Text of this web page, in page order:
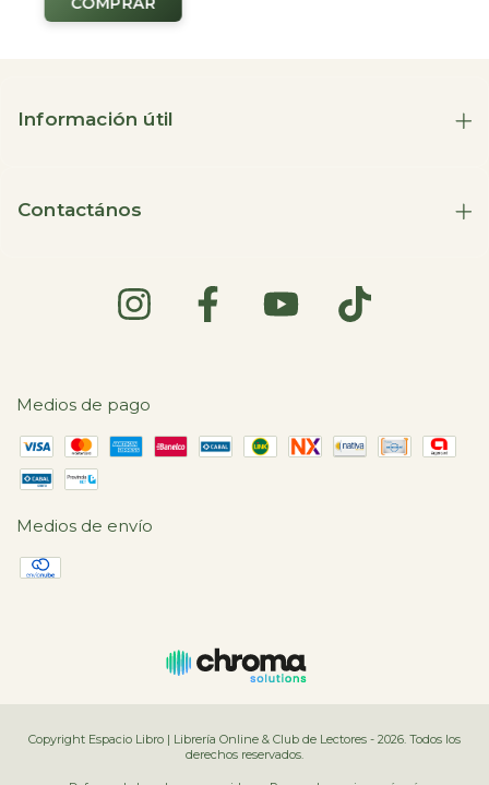
Información útil
Contactános
Medios de pago
Medios de envío
Copyright Espacio Libro | Librería Online & Club de Lectores - 2026. Todos los
derechos reservados.